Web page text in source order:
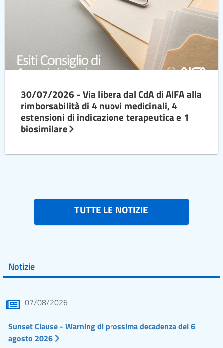
30/07/2026 - Via libera dal CdA di AIFA alla
rimborsabilità di 4 nuovi medicinali, 4
estensioni di indicazione terapeutica e 1
biosimilare
TUTTE LE NOTIZIE
Notizie
07/08/2026
Sunset Clause - Warning di prossima decadenza del 6
agosto 2026